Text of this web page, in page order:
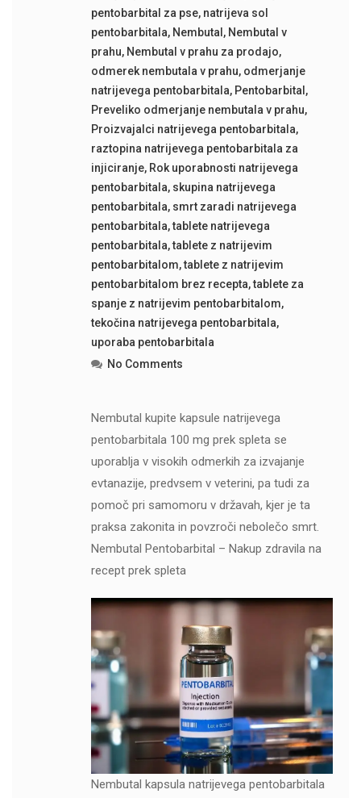
pentobarbital za pse, natrijeva sol
pentobarbitala, Nembutal , Nembutal v
prahu, Nembutal v prahu za prodajo,
odmerek nembutala v prahu, odmerjanje
natrijevega pentobarbitala, Pentobarbital ,
Preveliko odmerjanje nembutala v prahu,
Proizvajalci natrijevega pentobarbitala,
raztopina natrijevega pentobarbitala za
injiciranje, Rok uporabnosti natrijevega
pentobarbitala, skupina natrijevega
pentobarbitala, smrt zaradi natrijevega
pentobarbitala,tablete natrijevega
pentobarbitala,tablete z natrijevim
pentobarbitalom,tablete z natrijevim
pentobarbitalom brez recepta,tablete za
spanje z natrijevim pentobarbitalom,
tekočina natrijevega pentobarbitala,
uporaba pentobarbitala
No Comments
Nembutal kupite kapsule natrijevega
pentobarbitala 100 mg prek spleta se
uporablja v visokih odmerkih za izvajanje
evtanazije, predvsem v veterini, pa tudi za
pomoč pri samomoru v državah, kjer je ta
praksa zakonita in povzroči nebolečo smrt.
Nembutal Pentobarbital – Nakup zdravila na
recept prek spleta
Nembutal kapsula natrijevega pentobarbitala